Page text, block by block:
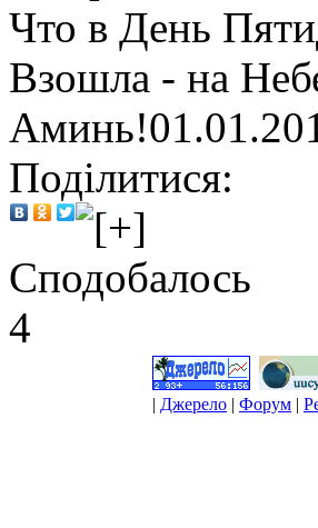
Что в День
Взошла - на
Поділитися:
Сподобалось
4
| Джерело | Форум |